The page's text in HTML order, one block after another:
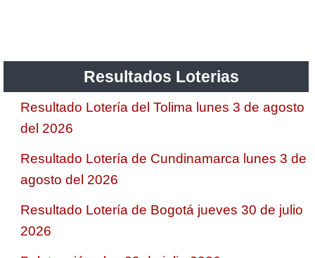
Resultados Loterias
Resultado Lotería del Tolima lunes 3 de agosto
del 2026
Resultado Lotería de Cundinamarca lunes 3 de
agosto del 2026
Resultado Lotería de Bogotá jueves 30 de julio
2026